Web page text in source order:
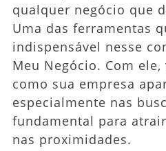
qualquer negócio que
Uma das ferramentas
indispensável nesse
Meu Negócio. Com
como sua empresa
especialmente nas
fundamental para
nas proximidades.